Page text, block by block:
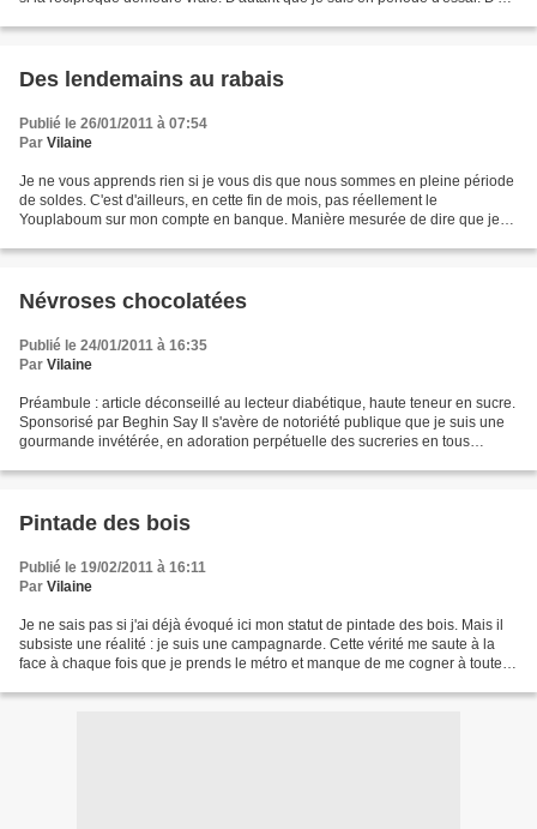
Des lendemains au rabais
Publié le 26/01/2011 à 07:54
Par Vilaine
Je ne vous apprends rien si je vous dis que nous sommes en pleine période
de soldes. C'est d'ailleurs, en cette fin de mois, pas réellement le
Youplaboum sur mon compte en banque. Manière mesurée de dire que je
Névroses chocolatées
Publié le 24/01/2011 à 16:35
Par Vilaine
Préambule : article déconseillé au lecteur diabétique, haute teneur en sucre.
Sponsorisé par Beghin Say Il s'avère de notoriété publique que je suis une
gourmande invétérée, en adoration perpétuelle des sucreries en tous
Pintade des bois
Publié le 19/02/2011 à 16:11
Par Vilaine
Je ne sais pas si j'ai déjà évoqué ici mon statut de pintade des bois. Mais il
subsiste une réalité : je suis une campagnarde. Cette vérité me saute à la
face à chaque fois que je prends le métro et manque de me cogner à toutes